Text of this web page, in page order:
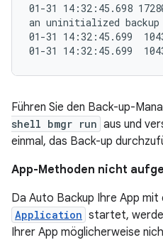
01-31 14:32:45.698
an uninitialized backup
01-31 14:32:45.699
Führen Sie den Back-up-
shell bmgr run aus und
einmal, das Back-up
App-Methoden nicht
Da Auto Backup Ihre App mit
Application startet,
Ihrer App möglicherweise